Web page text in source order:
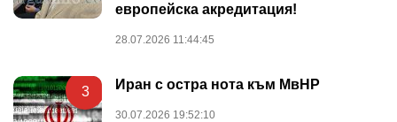
европейска акредитация!
28.07.2026 11:44:45
3 Иран с остра нота към МвНР
30.07.2026 19:52:10